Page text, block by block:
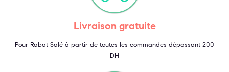
Livraison gratuite
Pour Rabat Salé à partir de toutes les commandes dépassant 200
DH